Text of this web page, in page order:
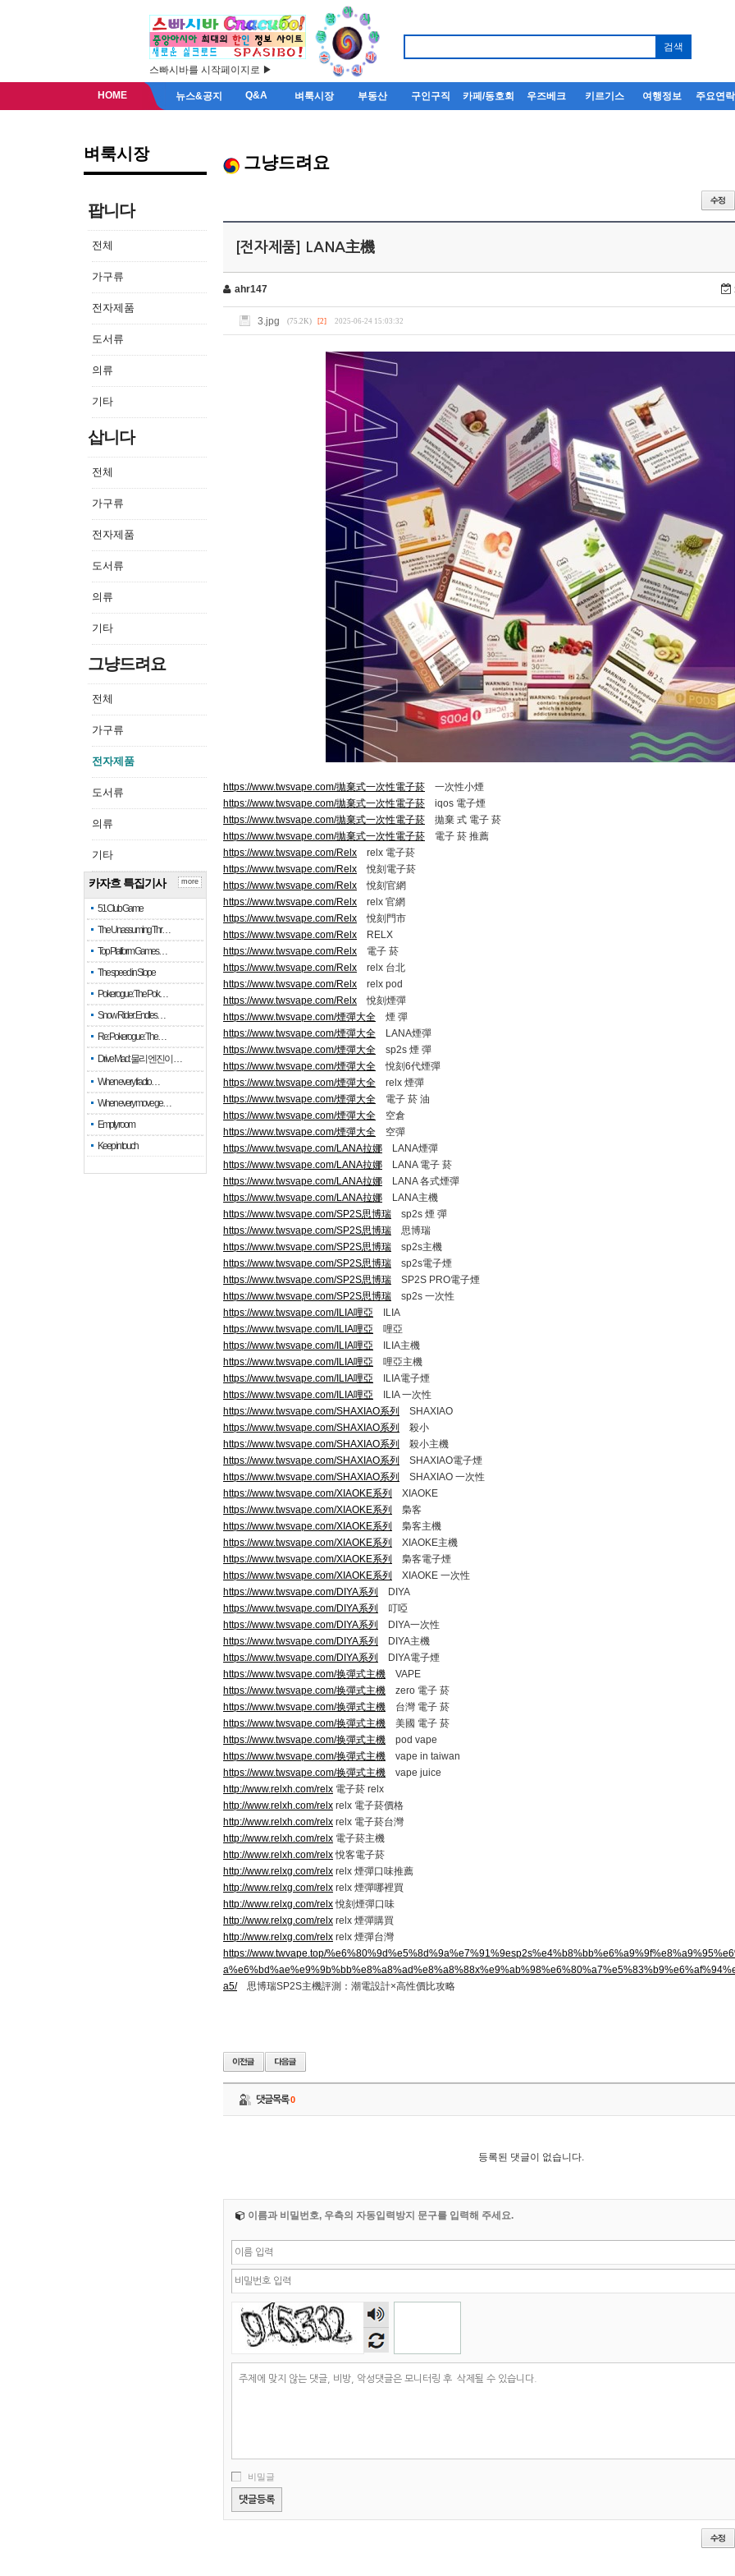
스빠시바를 시작페이지로 ▶
HOME 뉴스&공지 Q&A 벼룩시장 부동산 구인구직 카페/동호회 우즈베크 키르기스 여행정보 주요연
벼룩시장
팝니다
전체
가구류
전자제품
도서류
의류
기타
삽니다
전체
가구류
전자제품
도서류
의류
기타
그냥드려요
전체
가구류
전자제품
도서류
의류
기타
카자흐 특집기사
51 Club Game
The Unassuming Thr…
Top Platform Games…
The speed in Slope
Pokerogue: The Pok…
Snow Rider: Endles…
Re: Pokerogue: The…
Drive Mad: 물리 엔진이 …
When every fractio…
When every move ge…
Empty room
Keep in touch
more
그냥드려요
[전자제품] LANA主機
ahr147
3.jpg (75.2K) [2] 2025-06-24 15:03:32
https://www.twsvape.com/拋棄式一次性電子菸 一次性小煙
https://www.twsvape.com/拋棄式一次性電子菸 iqos 電子煙​
https://www.twsvape.com/拋棄式一次性電子菸 拋棄 式 電子 菸​
https://www.twsvape.com/拋棄式一次性電子菸 電子 菸 推薦
https://www.twsvape.com/Relx relx 電子菸
https://www.twsvape.com/Relx 悅刻電子菸
https://www.twsvape.com/Relx 悅刻官網
https://www.twsvape.com/Relx relx 官網
https://www.twsvape.com/Relx 悅刻門市
https://www.twsvape.com/Relx RELX
https://www.twsvape.com/Relx 電子 菸
https://www.twsvape.com/Relx relx 台北
https://www.twsvape.com/Relx relx pod
https://www.twsvape.com/Relx 悅刻煙彈
https://www.twsvape.com/煙彈大全 煙 彈
https://www.twsvape.com/煙彈大全 LANA煙彈
https://www.twsvape.com/煙彈大全 sp2s 煙 彈​
https://www.twsvape.com/煙彈大全 悅刻6代煙彈
https://www.twsvape.com/煙彈大全 relx 煙彈
https://www.twsvape.com/煙彈大全 電子 菸 油
https://www.twsvape.com/煙彈大全 空倉
https://www.twsvape.com/煙彈大全 空彈
https://www.twsvape.com/LANA拉娜 LANA煙彈
https://www.twsvape.com/LANA拉娜 LANA 電子 菸​
https://www.twsvape.com/LANA拉娜 LANA 各式煙彈
https://www.twsvape.com/LANA拉娜 LANA主機
https://www.twsvape.com/SP2S思博瑞 sp2s 煙 彈​
https://www.twsvape.com/SP2S思博瑞 思博瑞
https://www.twsvape.com/SP2S思博瑞 sp2s主機
https://www.twsvape.com/SP2S思博瑞 sp2s電子煙
https://www.twsvape.com/SP2S思博瑞 SP2S PRO電子煙
https://www.twsvape.com/SP2S思博瑞 sp2s 一次性
https://www.twsvape.com/ILIA哩亞 ILIA
https://www.twsvape.com/ILIA哩亞 哩亞
https://www.twsvape.com/ILIA哩亞 ILIA主機
https://www.twsvape.com/ILIA哩亞 哩亞主機
https://www.twsvape.com/ILIA哩亞 ILIA電子煙
https://www.twsvape.com/ILIA哩亞 ILIA 一次性
https://www.twsvape.com/SHAXIAO系列
SHAXIAO
https://www.twsvape.com/SHAXIAO系列
殺小
https://www.twsvape.com/SHAXIAO系列
殺小主機
https://www.twsvape.com/SHAXIAO系列
SHAXIAO電子煙
https://www.twsvape.com/SHAXIAO系列
SHAXIAO 一次性
https://www.twsvape.com/XIAOKE系列
XIAOKE
https://www.twsvape.com/XIAOKE系列
梟客
https://www.twsvape.com/XIAOKE系列
梟客主機
https://www.twsvape.com/XIAOKE系列
XIAOKE主機
https://www.twsvape.com/XIAOKE系列
梟客電子煙
https://www.twsvape.com/XIAOKE系列
XIAOKE 一次性
https://www.twsvape.com/DIYA系列
DIYA
https://www.twsvape.com/DIYA系列
叮啞
https://www.twsvape.com/DIYA系列
DIYA一次性
https://www.twsvape.com/DIYA系列
DIYA主機
https://www.twsvape.com/DIYA系列
DIYA電子煙
https://www.twsvape.com/换彈式主機 VAPE
https://www.twsvape.com/换彈式主機 zero 電子 菸
https://www.twsvape.com/换彈式主機 台灣 電子 菸
https://www.twsvape.com/换彈式主機 美國 電子 菸
https://www.twsvape.com/换彈式主機 pod vape
https://www.twsvape.com/换彈式主機 vape in taiwan
https://www.twsvape.com/换彈式主機 vape juice
http://www.relxh.com/relx 電子菸 relx
http://www.relxh.com/relx relx 電子菸價格
http://www.relxh.com/relx relx 電子菸台灣
http://www.relxh.com/relx 電子菸主機
http://www.relxh.com/relx悅客電子菸
http://www.relxg.com/relx relx 煙彈口味推薦
http://www.relxg.com/relx relx 煙彈哪裡買
http://www.relxg.com/relx悅刻煙彈口味
http://www.relxg.com/relx relx 煙彈購買
http://www.relxg.com/relx relx 煙彈台灣
https://www.twvape.top/
a5/思博瑞SP2S主機評測：潮電設計×高性價比攻略
댓글목록0
등록된 댓글이 없습니다.
이름과 비밀번호, 우측의 자동입력방지 문구를 입력해 주세요.
숫자
음성
듣기
비밀글